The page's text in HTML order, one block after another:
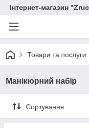
Інтернет-магазин
Товари та послуги
Манікюрний набір
Сортування